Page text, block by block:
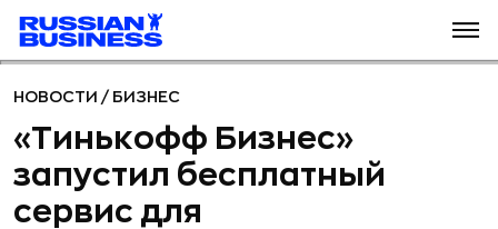
НОВОСТИ / БИЗНЕС
«Тинькофф Бизнес»
запустил бесплатный
сервис для